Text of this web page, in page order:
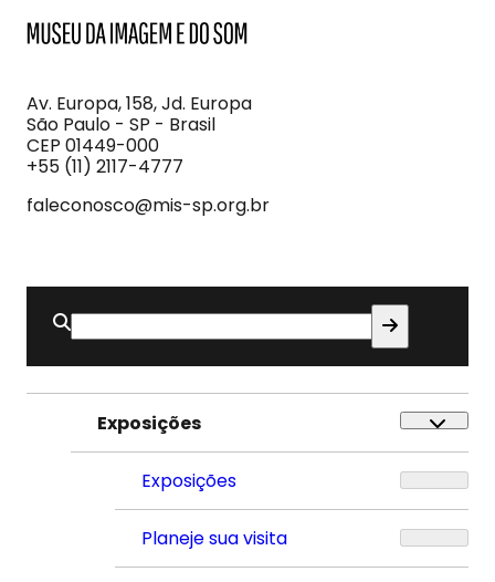
Imagem
e
do
Som
Av. Europa, 158, Jd. Europa
São Paulo - SP - Brasil
CEP 01449-000
+55 (11) 2117-4777
faleconosco@mis-sp.org.br
Buscar
por:
Exposições
Exposições
Planeje sua visita